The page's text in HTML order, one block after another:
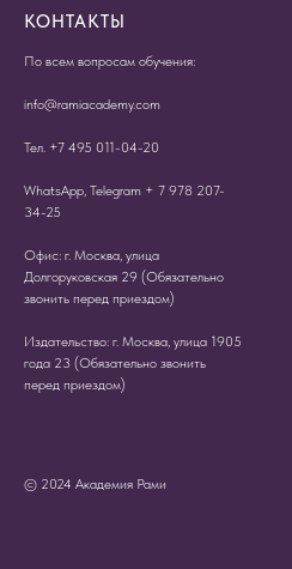
КОНТАКТЫ
По всем вопросам обучения:
info@ramiacademy.com
Тел. +7 495 011-04-20
WhatsApp, Telegram + 7 978 207-
34-25
Офис: г. Москва, улица
Долгоруковская 29 (Обязательно
звонить перед приездом)
Издательство: г. Москва, улица 1905
года 23 (Обязательно звонить
перед приездом)
© 2024 Академия Рами